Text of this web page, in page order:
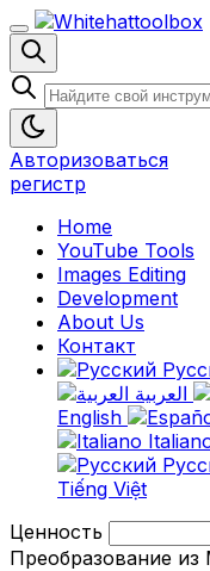
Авторизоваться
регистр
Home
YouTube Tools
Images Editing
Development
About Us
Контакт
English
Tiếng Việt
Ценность
Преобразование из